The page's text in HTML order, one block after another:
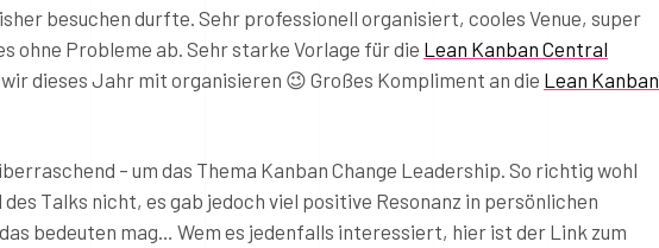
besuchen durfte. Sehr professionell organisiert, cooles Venue, super
ohne Probleme ab. Sehr starke Vorlage für die Lean Kanban Central
wir dieses Jahr mit organisieren 😉 Großes Kompliment an die Lean Kanban
– um das Thema Kanban Change Leadership. So richtig wohl
Talks nicht, es gab jedoch viel positive Resonanz in persönlichen
bedeuten mag… Wem es jedenfalls interessiert, hier ist der Link zum